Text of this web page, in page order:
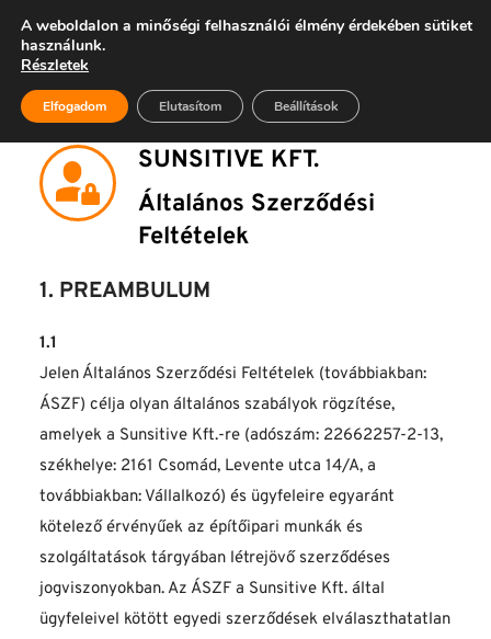
06 28 999 400
SUNSITIVE KFT.
Általános Szerződési
Feltételek
1. PREAMBULUM
1.1
Jelen Általános Szerződési Feltételek (továbbiakban:
ÁSZF) célja olyan általános szabályok rögzítése,
amelyek a Sunsitive Kft.-re (adószám: 22662257-2-13,
székhelye: 2161 Csomád, Levente utca 14/A, a
továbbiakban: Vállalkozó) és ügyfeleire egyaránt
kötelező érvényűek az építőipari munkák és
szolgáltatások tárgyában létrejövő szerződéses
jogviszonyokban. Az ÁSZF a Sunsitive Kft. által
ügyfeleivel kötött egyedi szerződések elválaszthatatlan
A weboldalon a minőségi felhasználói élmény érdekében sütiket
használunk.
Részletek
Elfogadom Elutasítom Beállítások